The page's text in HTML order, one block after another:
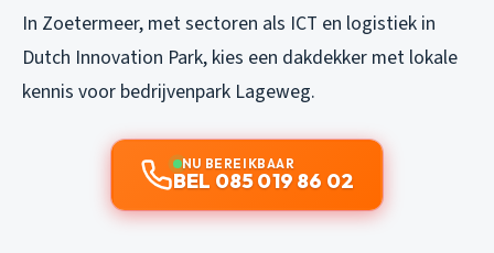
In Zoetermeer, met sectoren als ICT en logistiek in
Dutch Innovation Park, kies een dakdekker met lokale
kennis voor bedrijvenpark Lageweg.
NU BEREIKBAAR
BEL 085 019 86 02